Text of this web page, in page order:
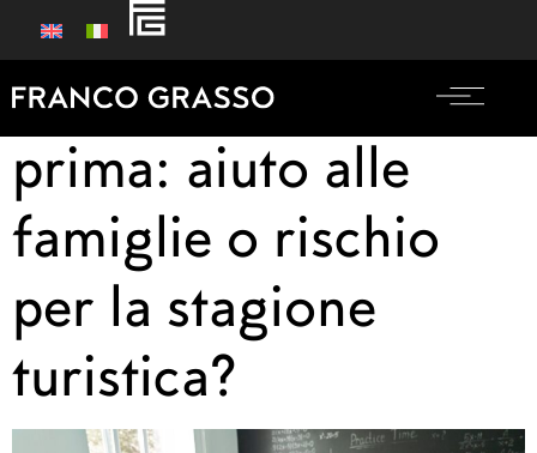
Scuole aperte
prima: aiuto alle
famiglie o rischio
per la stagione
turistica?